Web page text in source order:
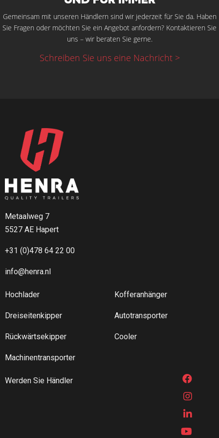
viele Möglichkeiten. Die Flexibilität des Transportmittels
macht ihn zu einer äußerst sinnvollen Investition, die Sie bei
Sind Sie neugierig auf die Möglichkeiten? Wir informieren
Gemeinsam mit unseren Händlern sind wir jederzeit für Sie da. Haben
Sie Fragen oder möchten Sie ein Angebot anfordern? Kontaktieren Sie
uns – wir beraten Sie gerne.
Schreiben Sie uns eine Nachricht >
Metaalweg 7
5527 AE Hapert
+31 (0)478 64 22 00
info@henra.nl
Hochlader
Dreiseitenkipper
Rückwärtsekipper
Machinentransporter
Kofferanhänger
Autotransporter
Cooler
Werden Sie Händler